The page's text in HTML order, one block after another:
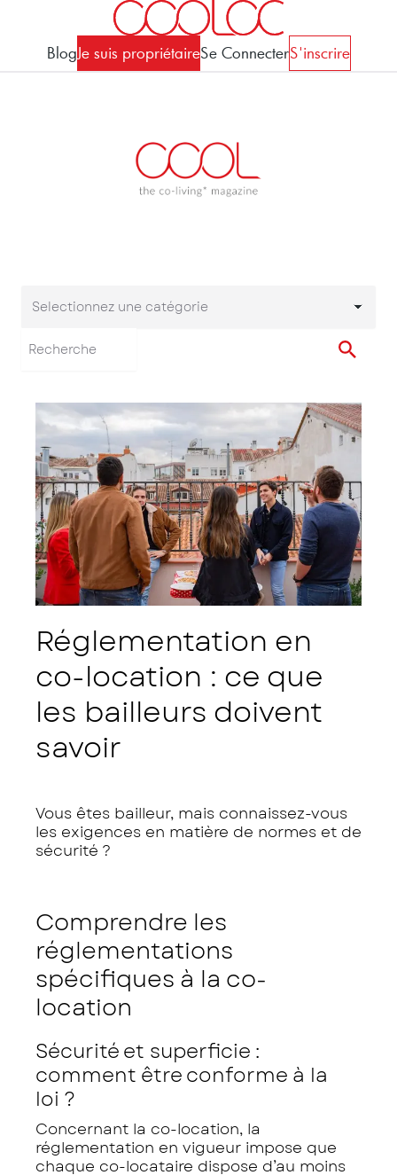
BlogJe suis propriétaireSe ConnecterS'inscrire
Selectionnez une
Selectionnez une catégorie
Réglementation en
co-location : ce que
les bailleurs doivent
savoir
Vous êtes bailleur, mais connaissez-vous
les exigences en matière de normes et de
sécurité ?
Comprendre les
réglementations
spécifiques à la co-
location
Sécurité et superficie :
comment être conforme à la
loi ?
Concernant la co-location, la
réglementation en vigueur impose que
chaque co-locataire dispose d’au moins